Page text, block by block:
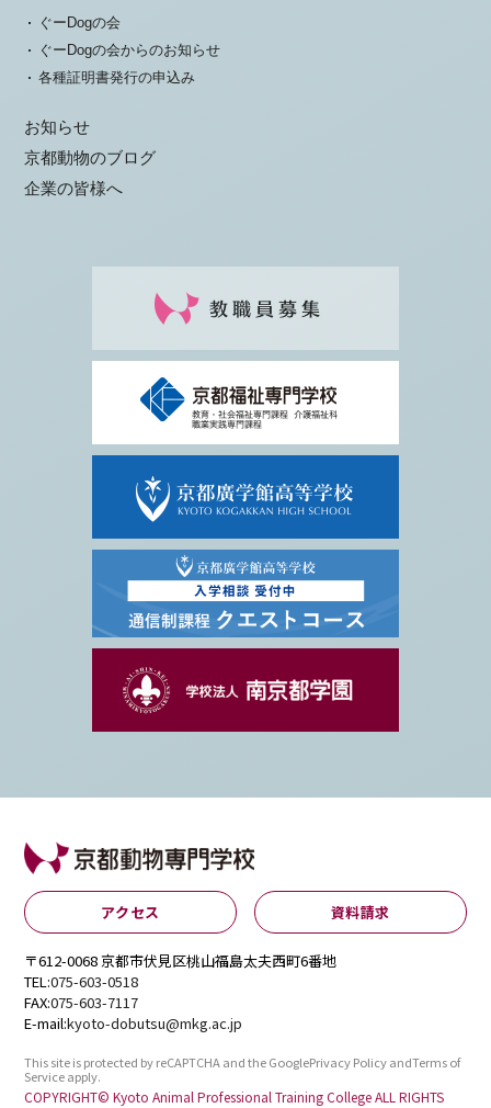
ぐーDogの会
ぐーDogの会からのお知らせ
各種証明書発行の申込み
お知らせ
京都動物のブログ
企業の皆様へ
アクセス 資料請求
〒612-0068 京都市伏見区桃山福島太夫西町6番地
TEL:075-603-0518
FAX:075-603-7117
E-mail:kyoto-dobutsu@mkg.ac.jp
This site is protected by reCAPTCHA and the GooglePrivacy PolicyandTerms of
Serviceapply.
COPYRIGHT© Kyoto Animal Professional Training College ALL RIGHTS